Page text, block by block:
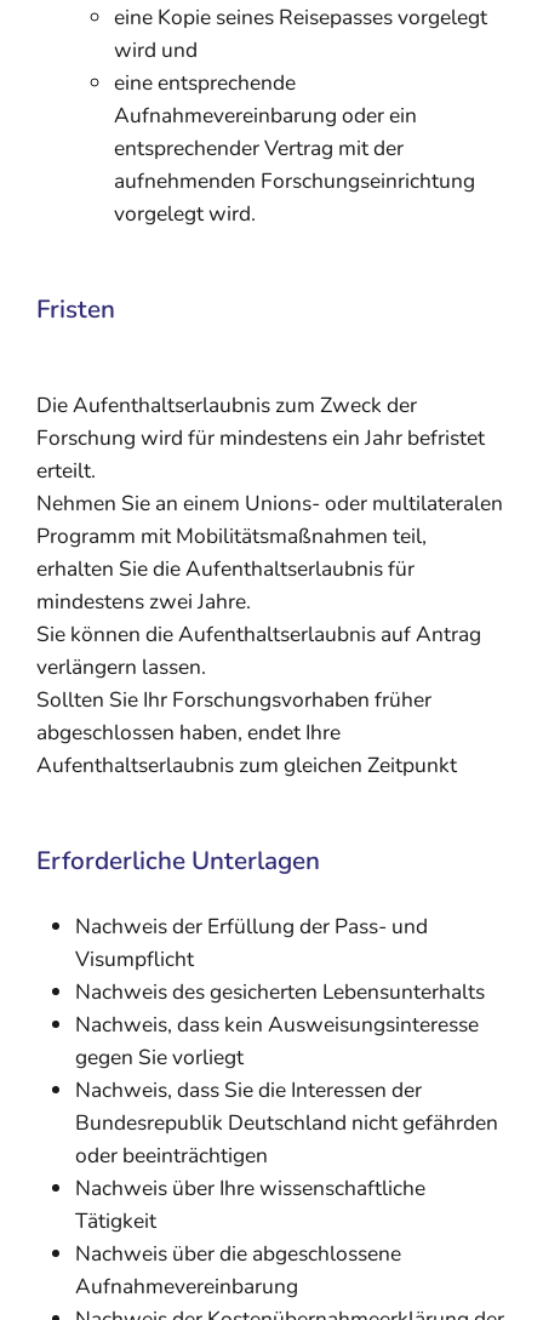
eine Kopie seines Reisepasses vorgelegt
wird und
eine entsprechende
Aufnahmevereinbarung oder ein
entsprechender Vertrag mit der
aufnehmenden Forschungseinrichtung
vorgelegt wird.
Fristen
Die Aufenthaltserlaubnis zum Zweck der
Forschung wird für mindestens ein Jahr befristet
erteilt.
Nehmen Sie an einem Unions- oder multilateralen
Programm mit Mobilitätsmaßnahmen teil,
erhalten Sie die Aufenthaltserlaubnis für
mindestens zwei Jahre.
Sie können die Aufenthaltserlaubnis auf Antrag
verlängern lassen.
Sollten Sie Ihr Forschungsvorhaben früher
abgeschlossen haben, endet Ihre
Aufenthaltserlaubnis zum gleichen Zeitpunkt
Erforderliche Unterlagen
Nachweis der Erfüllung der Pass- und
Visumpflicht
Nachweis des gesicherten Lebensunterhalts
Nachweis, dass kein Ausweisungsinteresse
gegen Sie vorliegt
Nachweis, dass Sie die Interessen der
Bundesrepublik Deutschland nicht gefährden
oder beeinträchtigen
Nachweis über Ihre wissenschaftliche
Tätigkeit
Nachweis über die abgeschlossene
Aufnahmevereinbarung